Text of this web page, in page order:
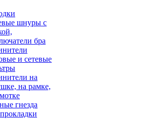
шнуры с
бра
и сетевые
на
на рамке,
гнезда